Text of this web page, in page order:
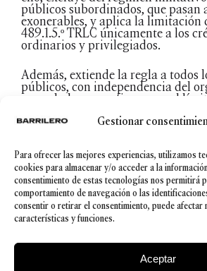
Gestionar
Para ofrecer las mejores experiencias, utilizamos
cookies para almacenar y/o acceder a la
consentimiento de estas tecnologías nos permitirá
comportamiento de navegación o las
consentir o retirar el consentimiento, puede afectar
características y funciones.
Aceptar
públicos subordinados, que pasan
exonerables, y aplica la limitación
489.1.5.º TRLC únicamente a los
ordinarios y privilegiados.
Además, extiende la regla a todos
públicos, con independencia del
recaudador, y confirma que el
acreedor público.
Asimismo, la nueva doctrina
forma de preparar las solicitudes
ya no basta con una petición
solicitud dependerá, en buena
relación de acreedores completa,
jurídicamente clasificada. Solo así
concretar en la resolución qué
exigibles.